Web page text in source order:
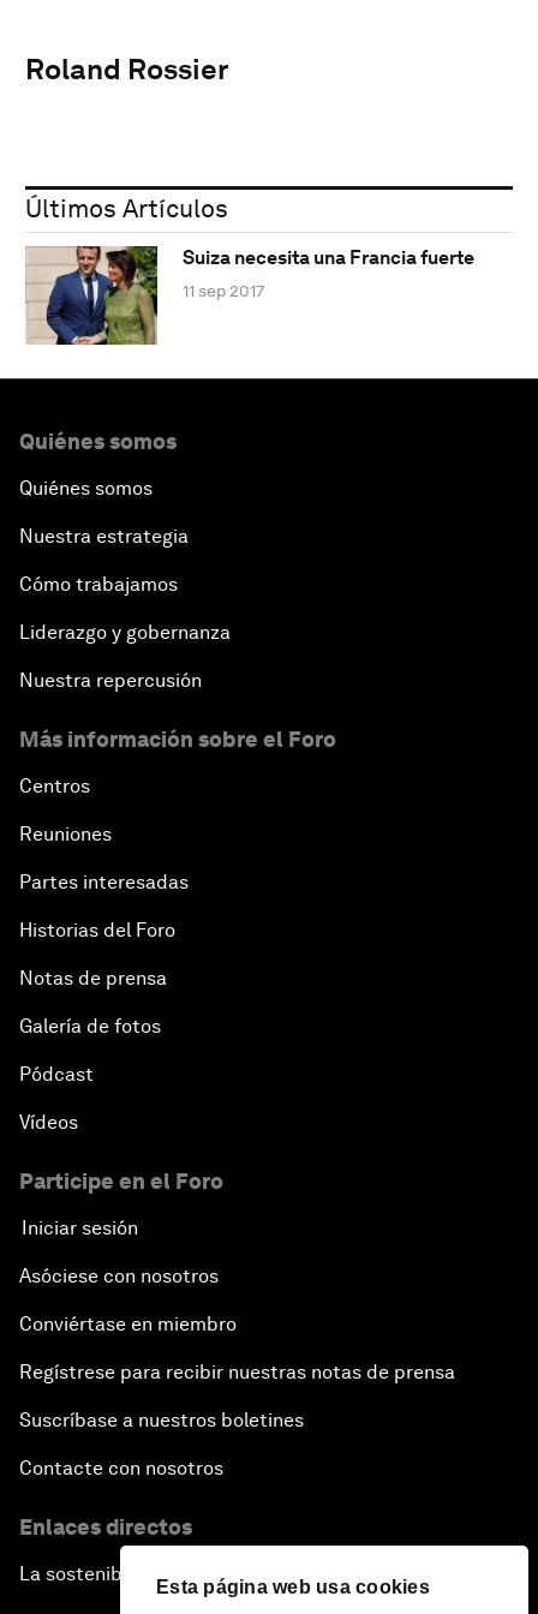
Esta página web usa cookies
Roland Rossier
Últimos Artículos
Suiza necesita una Francia fuerte
11 sep 2017
Quiénes somos
Quiénes somos
Nuestra estrategia
Cómo trabajamos
Liderazgo y gobernanza
Nuestra repercusión
Más información sobre el Foro
Centros
Reuniones
Partes interesadas
Historias del Foro
Notas de prensa
Galería de fotos
Pódcast
Vídeos
Participe en el Foro
Iniciar sesión
Asóciese con nosotros
Conviértase en miembro
Regístrese para recibir nuestras notas de prensa
Suscríbase a nuestros boletines
Contacte con nosotros
Enlaces directos
La sostenibilidad en el Foro